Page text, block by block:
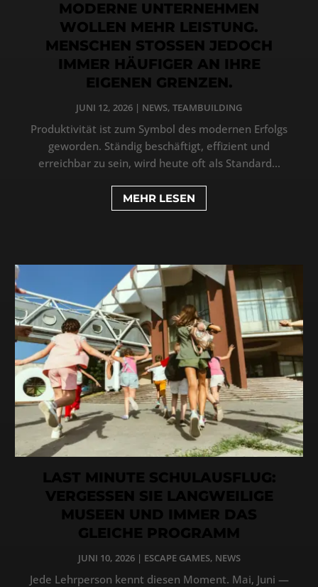
MODERNE UNTERNEHMEN
WOLLEN MEHR LEISTUNG.
MENSCHEN STOSSEN JEDOCH
IMMER HÄUFIGER AN IHRE
EIGENEN GRENZEN.
JUNI 12, 2026 | NEWS, TEAMBUILDING
Produktivität ist zum Symbol des modernen Erfolgs
geworden. Ständig beschäftigt, effizient und
erreichbar zu sein, wird heute oft als Standard...
MEHR LESEN
JUNI 10, 2026| ESCAPE GAMES, NEWS
Jede Lehrperson kennt diesen Moment. Mai, Juni —